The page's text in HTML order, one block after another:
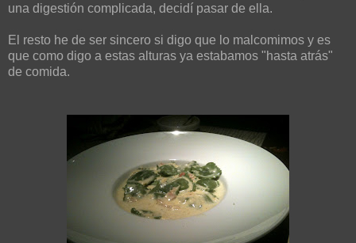
una digestión complicada, decidí pasar de ella.
El resto he de ser sincero si digo que lo malcomimos y es
que como digo a estas alturas ya estabamos "hasta atrás"
de comida.